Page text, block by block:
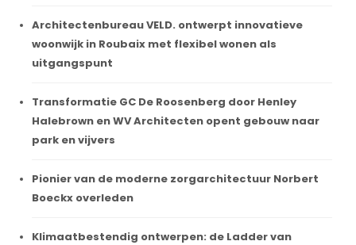
Architectenbureau VELD. ontwerpt innovatieve
woonwijk in Roubaix met flexibel wonen als
uitgangspunt
Transformatie GC De Roosenberg door Henley
Halebrown en WV Architecten opent gebouw naar
park en vijvers
Pionier van de moderne zorgarchitectuur Norbert
Boeckx overleden
Klimaatbestendig ontwerpen: de Ladder van